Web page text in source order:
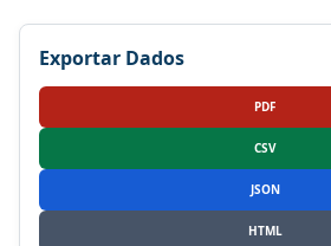
Exportar Dados
PDF
CSV
JSON
HTML